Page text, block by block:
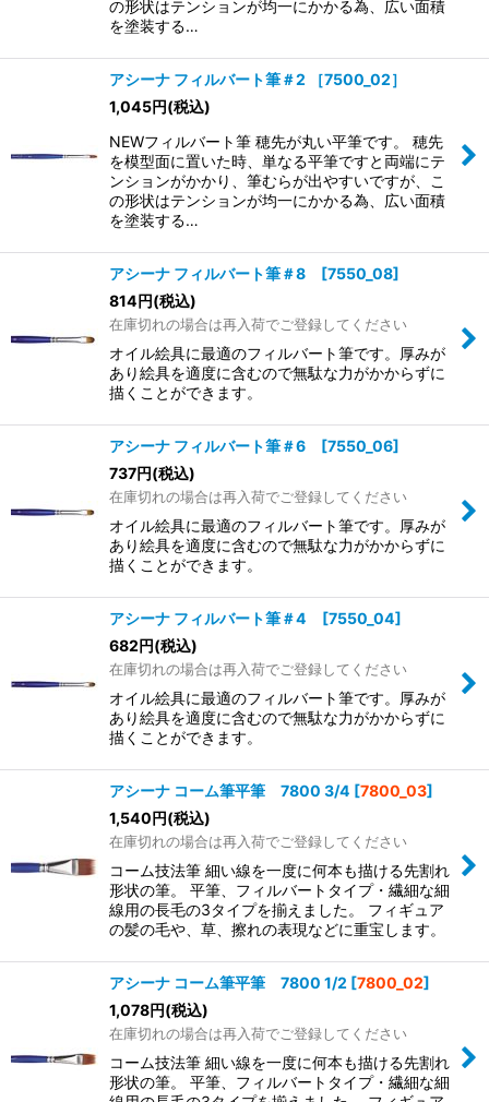
の形状はテンションが均一にかかる為、広い面積
を塗装する…
アシーナ フィルバート筆＃2 ［7500_02］
1,045円(税込)
NEWフィルバート筆 穂先が丸い平筆です。 穂先
を模型面に置いた時、単なる平筆ですと両端にテ
ンションがかかり、筆むらが出やすいですが、こ
の形状はテンションが均一にかかる為、広い面積
を塗装する…
アシーナ フィルバート筆＃8 [7550_08]
814円(税込)
在庫切れの場合は再入荷でご登録してください
オイル絵具に最適のフィルバート筆です。厚みが
あり絵具を適度に含むので無駄な力がかからずに
描くことができます。
アシーナ フィルバート筆＃6 [7550_06]
737円(税込)
在庫切れの場合は再入荷でご登録してください
オイル絵具に最適のフィルバート筆です。厚みが
あり絵具を適度に含むので無駄な力がかからずに
描くことができます。
アシーナ フィルバート筆＃4 [7550_04]
682円(税込)
在庫切れの場合は再入荷でご登録してください
オイル絵具に最適のフィルバート筆です。厚みが
あり絵具を適度に含むので無駄な力がかからずに
描くことができます。
アシーナ コーム筆平筆 7800 3/4 [7800_03]
1,540円(税込)
在庫切れの場合は再入荷でご登録してください
コーム技法筆 細い線を一度に何本も描ける先割れ
形状の筆。 平筆、フィルバートタイプ・繊細な細
線用の長毛の3タイプを揃えました。 フィギュア
の髪の毛や、草、擦れの表現などに重宝します。
アシーナ コーム筆平筆 7800 1/2 [7800_02]
1,078円(税込)
在庫切れの場合は再入荷でご登録してください
コーム技法筆 細い線を一度に何本も描ける先割れ
形状の筆。 平筆、フィルバートタイプ・繊細な細